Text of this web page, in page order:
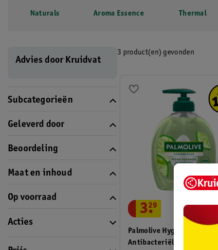
Naturals Aroma Essence Thermal
Advies door Kruidvat
Subcategorieën
Geleverd door
Beoordeling
Maat en inhoud
Op voorraad
Acties
3 product(en) gevonden
Palmolive Hygiene-Plus
Antibacteriële Handzeep
3.
29